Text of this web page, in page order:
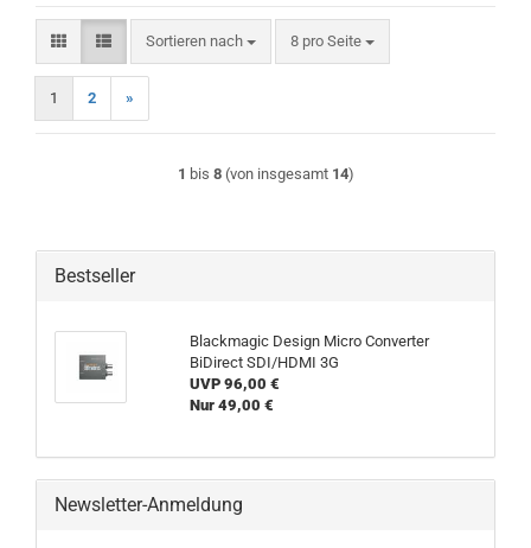
Sortieren nach
Sortieren nach 8 pro Seite
pro Seite
1 2 »
1 bis 8(von insgesamt 14)
Bestseller
Blackmagic Design Micro Converter
BiDirect SDI/HDMI 3G
UVP 96,00 €
Nur 49,00 €
Newsletter-Anmeldung